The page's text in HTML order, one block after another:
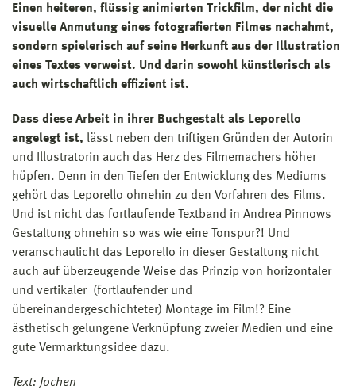
Einen heiteren, flüssig animierten Trickfilm, der nicht die
visuelle Anmutung eines fotografierten Filmes nachahmt,
sondern spielerisch auf seine Herkunft aus der Illustration
eines Textes verweist. Und darin sowohl künstlerisch als
auch wirtschaftlich effizient ist.
Dass diese Arbeit in ihrer Buchgestalt als Leporello
angelegt ist, lässt neben den triftigen Gründen der Autorin
und Illustratorin auch das Herz des Filmemachers höher
hüpfen. Denn in den Tiefen der Entwicklung des Mediums
gehört das Leporello ohnehin zu den Vorfahren des Films.
Und ist nicht das fortlaufende Textband in Andrea Pinnows
Gestaltung ohnehin so was wie eine Tonspur?! Und
veranschaulicht das Leporello in dieser Gestaltung nicht
auch auf überzeugende Weise das Prinzip von horizontaler
und vertikaler (fortlaufender und
übereinandergeschichteter) Montage im Film!? Eine
ästhetisch gelungene Verknüpfung zweier Medien und eine
gute Vermarktungsidee dazu.
Text: Jochen